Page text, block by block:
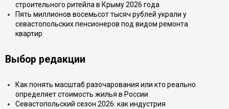
строительного ритейла в Крыму 2026 года
Пять миллионов восемьсот тысяч рублей украли у
севастопольских пенсионеров под видом ремонта
квартир
Выбор редакции
Как понять масштаб разочарования или кто реально
определяет стоимость жилья в России
Севастопольский сезон 2026: как индустрия